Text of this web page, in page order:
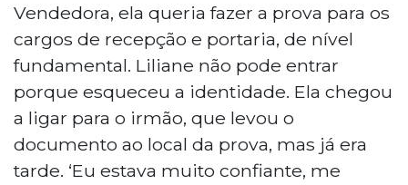
Vendedora, ela queria fazer a prova para os
cargos de recepção e portaria, de nível
fundamental. Liliane não pode entrar
porque esqueceu a identidade. Ela chegou
a ligar para o irmão, que levou o
documento ao local da prova, mas já era
tarde. ‘Eu estava muito confiante, me